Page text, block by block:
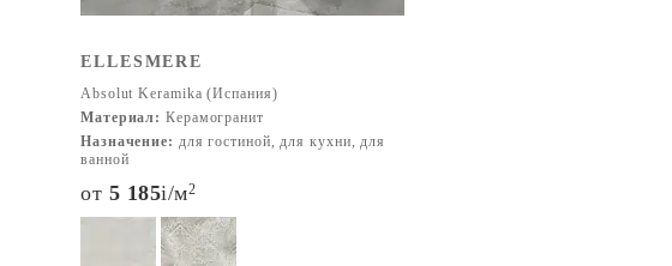
ELLESMERE
Absolut Keramika (Испания)
Материал: Керамогранит
Назначение: для гостиной, для кухни, для
ванной
от 5 185i/м2